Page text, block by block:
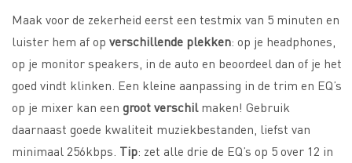
Maak voor de zekerheid eerst een testmix van 5 minuten en
luister hem af op verschillende plekken: op je headphones,
op je monitor speakers, in de auto en beoordeel dan of je het
goed vindt klinken. Een kleine aanpassing in de trim en EQ’s
op je mixer kan een groot verschilmaken! Gebruik
daarnaast goede kwaliteit muziekbestanden, liefst van
minimaal 256kbps. Tip: zet alle drie de EQ’s op 5 over 12 in